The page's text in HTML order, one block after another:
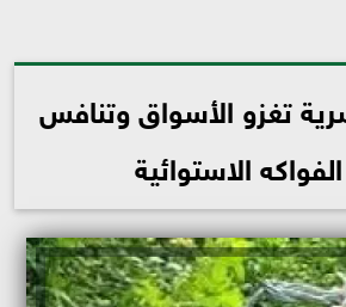
تغزو الأسواق وتنافس
الاستوائية